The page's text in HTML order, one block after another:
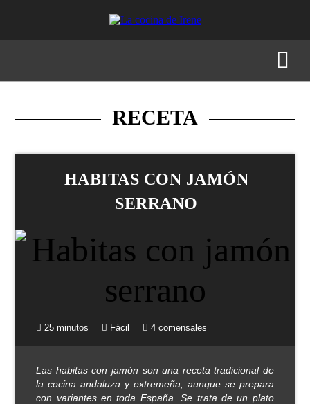
RECETA
HABITAS CON JAMÓN
SERRANO
25 minutos Fácil 4 comensales
Las habitas con jamón son una receta tradicional de
la cocina andaluza y extremeña, aunque se prepara
con variantes en toda España. Se trata de un plato